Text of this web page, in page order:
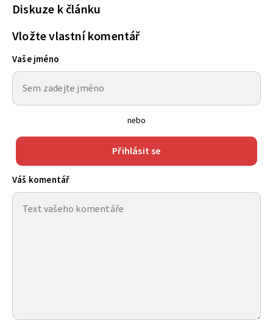
Diskuze k článku
Vložte vlastní komentář
Vaše jméno
nebo
Přihlásit se
Váš komentář